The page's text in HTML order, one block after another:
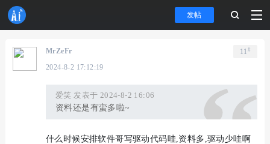
发帖
11 #
MrZeFr
2024-8-2 17:12:19
爱笑 发表于 2024-8-2 16:06
资料还是有蛮多啦~
什么时候安排软件哥写驱动代码哇,资料多,驱动少哇啊